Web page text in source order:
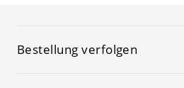
Bestellung verfolgen